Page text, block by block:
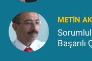
METIN